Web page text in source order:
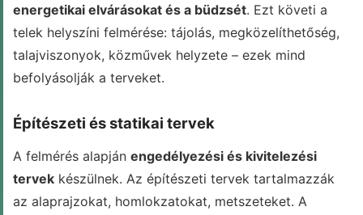
energetikai elvárásokat és a büdzsét. Ezt követi a
telek helyszíni felmérése: tájolás, megközelíthetőség,
talajviszonyok, közművek helyzete – ezek mind
befolyásolják a terveket.
Építészeti és statikai tervek
A felmérés alapján engedélyezési és kivitelezési
tervek készülnek. Az építészeti tervek tartalmazzák
az alaprajzokat, homlokzatokat, metszeteket. A